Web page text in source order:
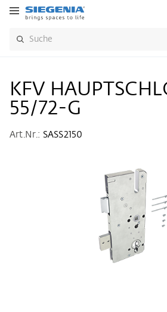
KFV
55/72-G
Art.Nr.: SASS2150